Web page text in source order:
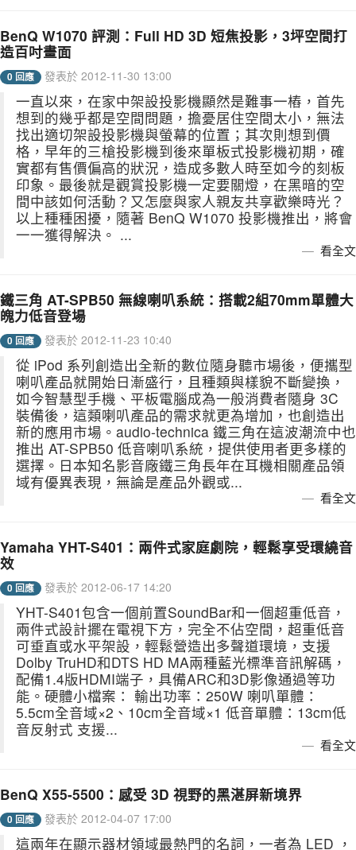
BenQ W1070 評測：Full HD 3D 短焦投影，3坪空間打
造百吋畫面
0 回應 發表於 2012-11-30 13:00
一直以來，在家中架設投影機顯然是難事一樁，首先
想到的幾乎都是空間問題，擔憂居住空間太小，無法
找出適切架設投影機與螢幕的位置；其次則想到價
格，早年的三槍投影機到後來單板式投影機初期，確
實都有售價偏高的狀況，造成多數人時至如今的刻板
印象。最後就是觀賞投影機一定要關燈，在黑暗的空
間中該如何活動？又怎麼與家人親友共享歡樂時光？
以上種種困擾，隨著 BenQ W1070 投影機推出，將會
一一獲得解決。 ...
看全文
鐵三角 AT-SPB50 無線喇叭系統：搭載2組70mm單體大
魄力低音登場
0 回應 發表於 2012-11-23 10:40
從 iPod 系列創造出全新的數位隨身聽市場後，便攜型
喇叭產品就開始日漸盛行，且種類與樣貌不斷變換，
如今智慧型手機、平板電腦成為一般消費者隨身 3C
裝備後，這類喇叭產品的需求就更為增加，也創造出
新的應用市場。audio-technica 鐵三角在這波潮流中也
推出 AT-SPB50 低音喇叭系統，提供使用者更多樣的
選擇。日本知名影音廠鐵三角長年在耳機相關產品領
域有優異表現，無論是產品外觀或...
看全文
Yamaha YHT-S401：兩件式家庭劇院，輕鬆享受環繞音
效
0 回應 發表於 2012-06-17 14:20
YHT-S401包含一個前置SoundBar和一個超重低音，
兩件式設計擺在電視下方，完全不佔空間，超重低音
可垂直或水平架設，輕鬆營造出多聲道環境，支援
Dolby TruHD和DTS HD MA兩種藍光標準音訊解碼，
配備1.4版HDMI端子，具備ARC和3D影像通過等功
能。硬體小檔案： 輸出功率：250W 喇叭單體：
5.5cm全音域×2、10cm全音域×1 低音單體：13cm低
音反射式 支援...
看全文
BenQ X55-5500：感受 3D 視野的黑湛屏新境界
0 回應 發表於 2012-04-07 17:00
這兩年在顯示器材領域最熱門的名詞，一者為 LED ，